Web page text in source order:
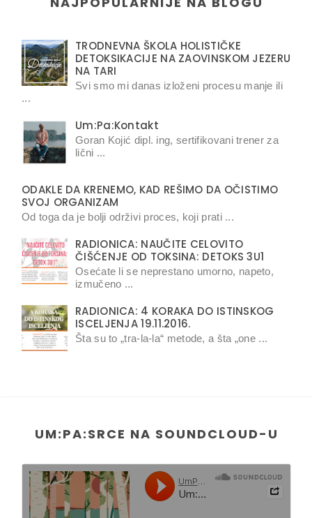
TRODNEVNA ŠKOLA HOLISTIČKE
DETOKSIKACIJE NA ZAOVINSKOM JEZERU
NA TARI
Svi smo mi danas izloženi procesu manje ili
...
Um:Pa:Kontakt
Goran Kojić dipl. ing, sertifikovani trener za
lični ...
ODAKLE DA KRENEMO, KAD REŠIMO DA OČISTIMO
SVOJ ORGANIZAM
Od toga da je bolji održivi proces, koji prati ...
RADIONICA: NAUČITE CELOVITO
ČIŠĆENJE OD TOKSINA: DETOKS 3U1
Osećate li se neprestano umorno, napeto,
izmučeno ...
RADIONICA: 4 KORAKA DO ISTINSKOG
ISCELJENJA 19.11.2016.
Šta su to „tra-la-la“ metode, a šta „one ...
UM:PA:SRCE NA SOUNDCLOUD-U